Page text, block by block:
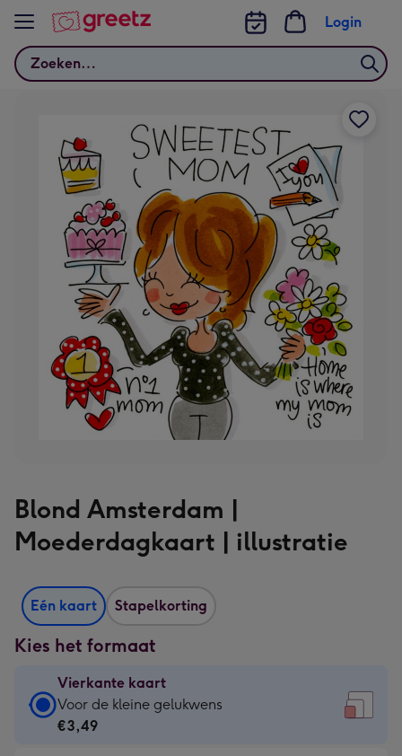
Bekijk meer
Zoeken
Login
Blond Amsterdam |
Moederdagkaart | illustratie
Eén kaart Stapelkorting
Kies het formaat
Vierkante kaart
Vierkante
kaart
Voor de kleine gelukwens
€3,49